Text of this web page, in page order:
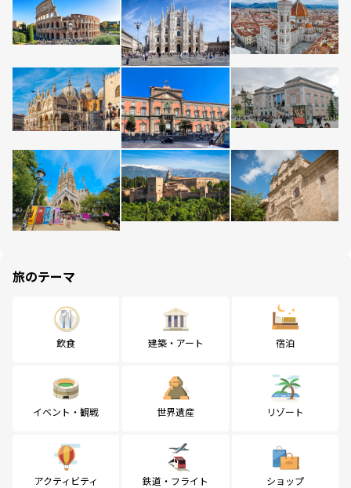
旅のテーマ
飲食 建築・アート 宿泊
イベント・観戦 世界遺産 リゾート
アクティビティ 鉄道・フライト ショップ